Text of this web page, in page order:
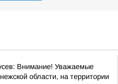
Внимание! Уважаемые
области, на территории